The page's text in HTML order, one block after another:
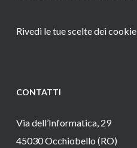
Rivedi le tue scelte dei cookie
CONTATTI
Via dell’Informatica, 29
45030 Occhiobello (RO)